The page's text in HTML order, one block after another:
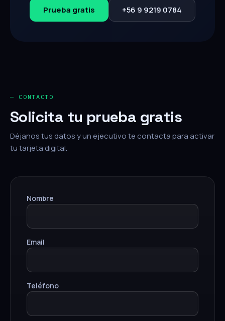
Prueba gratis +56 9 9219 0784
— CONTACTO
Solicita tu prueba gratis
Déjanos tus datos y un ejecutivo te contacta para activar
tu tarjeta digital.
Nombre
Email
Teléfono